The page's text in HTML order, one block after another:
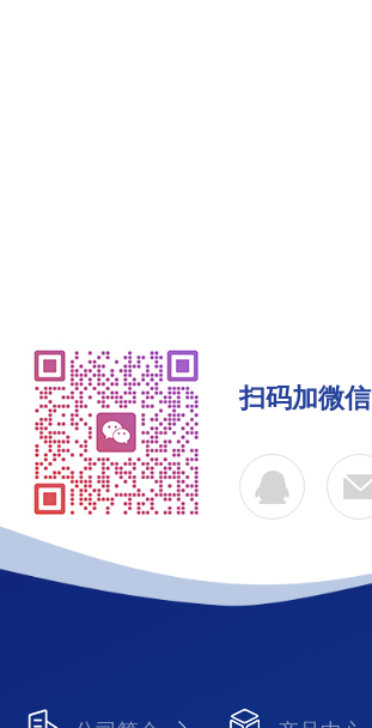
扫码加微信